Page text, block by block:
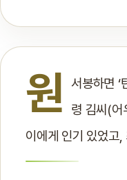
원 서봉하면 ‘
령 김씨(
이에게 인기 있었고